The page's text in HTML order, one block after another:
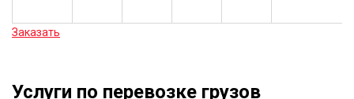
Заказать
Услуги по перевозке грузов